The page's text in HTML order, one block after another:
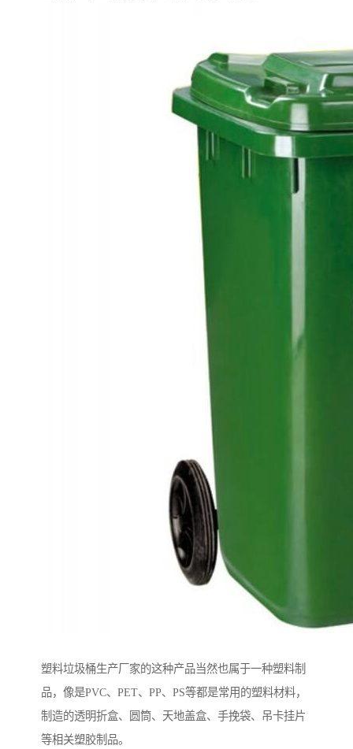
塑料垃圾桶生产厂家的这种产品当然也属于一种塑料制
品，像是PVC、PET、PP、PS等都是常用的塑料材料，
制造的透明折盒、圆筒、天地盖盒、手挽袋、吊卡挂片
等相关塑胶制品。